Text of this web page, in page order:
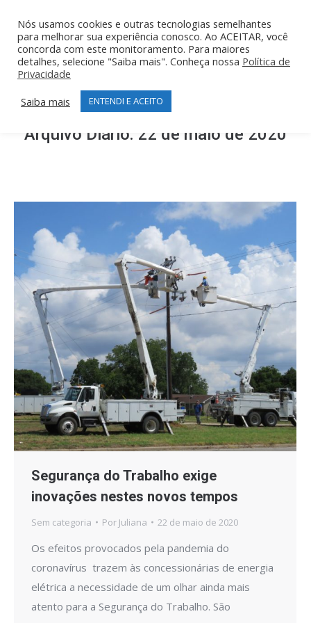
Arquivo Diário: 22 de maio de 2020
Segurança do Trabalho exige
inovações nestes novos tempos
Sem categoria Por Juliana 22 de maio de 2020
Os efeitos provocados pela pandemia do
coronavírus trazem às concessionárias de energia
elétrica a necessidade de um olhar ainda mais
atento para a Segurança do Trabalho. São
Nós usamos cookies e outras tecnologias semelhantes
para melhorar sua experiência conosco. Ao ACEITAR, você
concorda com este monitoramento. Para maiores
detalhes, selecione "Saiba mais". Conheça nossa Política de
Privacidade
Saiba mais
ENTENDI E ACEITO